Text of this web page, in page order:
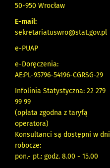
50-950 Wrocław
E-mail:
sekretariatuswro@stat.gov.pl
e-PUAP
e-Doręczenia:
AE:PL-95796-54196-CGRSG-29
Infolinia Statystyczna: 22 279
99 99
(opłata zgodna z taryfą
operatora)
Konsultanci są dostępni w dni
robocze:
pon.- pt.: godz. 8.00 - 15.00